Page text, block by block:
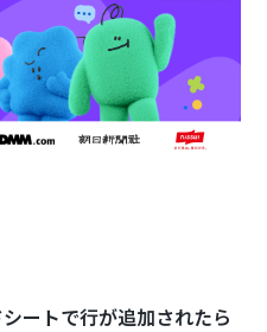
ートで行が追加されたら